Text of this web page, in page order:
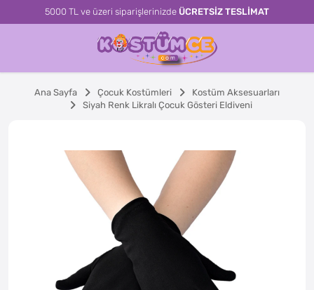
5000 TL ve üzeri siparişlerinizde ÜCRETSİZ TESLİMAT
Ana Sayfa Çocuk Kostümleri
Kostüm Aksesuarları
Siyah Renk Likralı Çocuk Gösteri Eldiveni